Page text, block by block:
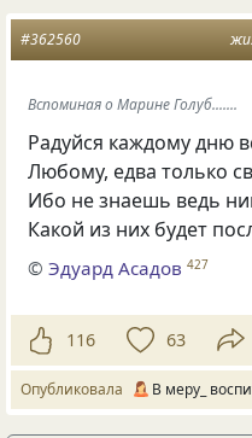
#362560
Вспоминая о Марине Голуб.......
Радуйся каждому дню
Любому, едва только
Ибо не знаешь ведь
Какой из них будет
©Эдуард Асадов 427
116 63
Опубликовала В меру_